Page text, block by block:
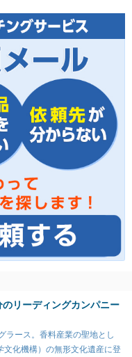
リーディングカンパニー
ラース。香料産業の聖地とし
文化機構）の無形文化遺産に登